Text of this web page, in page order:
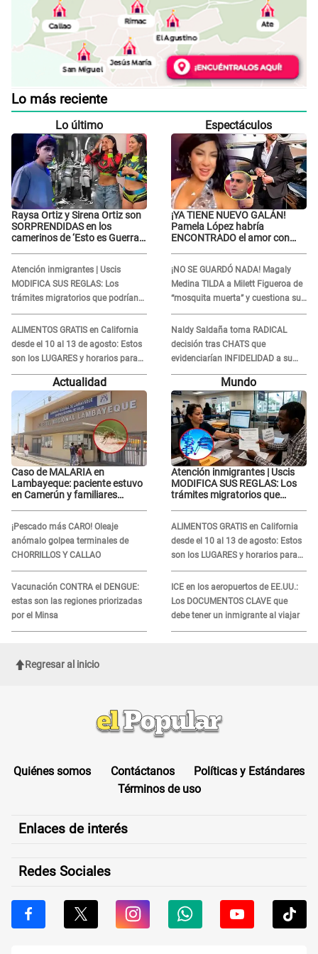
Lo más reciente
Lo último
Raysa Ortiz y Sirena Ortiz son
SORPRENDIDAS en los
camerinos de ‘Esto es Guerra’
Gabriel Moisés: “Gracias”
Atención inmigrantes | Uscis
MODIFICA SUS REGLAS: Los
trámites migratorios que podrían
necesitar tu prueba de ADN
ALIMENTOS GRATIS en California
desde el 10 al 13 de agosto: Estos
son los LUGARES y horarios para
recibir la ayuda
Espectáculos
¡YA TIENE NUEVO GALÁN!
Pamela López habría
ENCONTRADO el amor con
¡NO SE GUARDÓ NADA! Magaly
Medina TILDA a Milett Figueroa de
“mosquita muerta” y cuestiona su
RECONCILIACIÓN con Marcelo
Tinelli en TV argentina
Naldy Saldaña toma RADICAL
decisión tras CHATS que
evidenciarían INFIDELIDAD a su
novio con animador de 'La Bella
Luz': "Un día..."
Actualidad
Caso de MALARIA en
Lambayeque: paciente estuvo
en Camerún y familiares
¡Pescado más CARO! Oleaje
anómalo golpea terminales de
CHORRILLOS Y CALLAO
Vacunación CONTRA el DENGUE:
estas son las regiones priorizadas
por el Minsa
Mundo
Atención inmigrantes | Uscis
MODIFICA SUS REGLAS: Los
trámites migratorios que
ALIMENTOS GRATIS en California
desde el 10 al 13 de agosto: Estos
son los LUGARES y horarios para
recibir la ayuda
ICE en los aeropuertos de EE.UU.:
Los DOCUMENTOS CLAVE que
debe tener un inmigrante al viajar
Regresar al inicio
Quiénes somos Contáctanos
Políticas y Estándares
Términos de uso
Enlaces de interés
Redes Sociales